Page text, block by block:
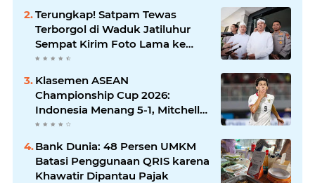
Terungkap! Satpam Tewas
Terborgol di Waduk Jatiluhur
Sempat Kirim Foto Lama ke
Istri, Dedi Mulyadi Soroti
Klasemen ASEAN
Championship Cup 2026:
Indonesia Menang 5-1, Mitchell
Baker Hattrick dan Puncaki Top
Bank Dunia: 48 Persen UMKM
Batasi Penggunaan QRIS karena
Khawatir Dipantau Pajak